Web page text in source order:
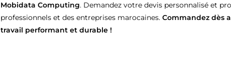
Mobidata Computing. Demandez votre devis personnalisé et
professionnels et des entreprises marocaines. Commandez dès
travail performant et durable !